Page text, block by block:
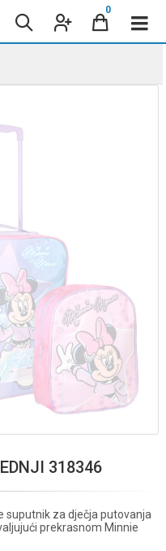
0
318346
suputnik za dječja putovanja
prekrasnom Minnie